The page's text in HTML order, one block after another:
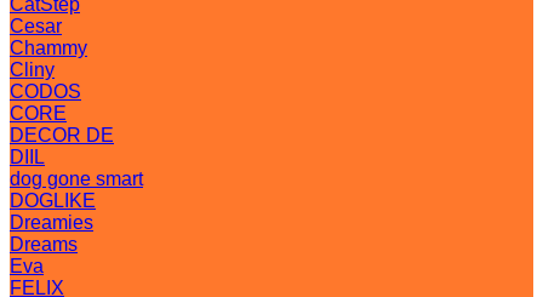
CatStep
Cesar
Chammy
Cliny
CODOS
CORE
DECOR DE
DIIL
dog gone smart
DOGLIKE
Dreamies
Dreams
Eva
FELIX